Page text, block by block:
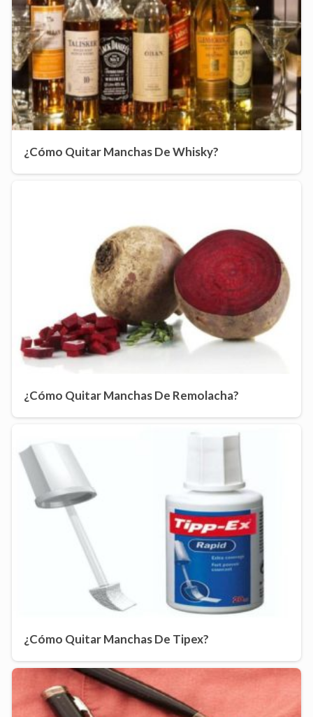
¿Cómo Quitar Manchas De Whisky?
¿Cómo Quitar Manchas De Remolacha?
¿Cómo Quitar Manchas De Tipex?